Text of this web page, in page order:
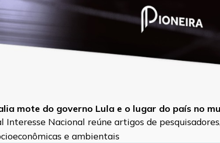
mote do governo Lula e o lugar do país no
Interesse Nacional reúne artigos de
e ambientais